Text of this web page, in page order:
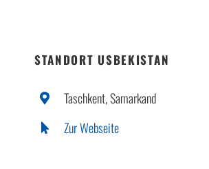
STANDORT USBEKISTAN
Taschkent, Samarkand
Zur Webseite